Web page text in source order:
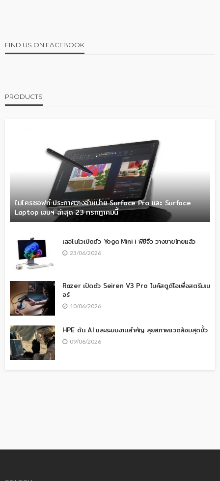
FIND US ON FACEBOOK
PRODUCTS
ไมโครซอฟท์ ประกาศวางจำหน่าย Surface Pro และ Surface
Laptop เจนฯ ล่าสุด 23 กรกฎาคมนี้
เลอโนโวเปิดตัว Yoga Mini i พีซีจิ๋ว วางขายไทยแล้ว
23/06/2026
Razer เปิดตัว Seiren V3 Pro ไมค์สตูดิโอเพื่อสตรีมเม
อร์
10/06/2026
HPE ดัน AI และระบบงานสำคัญ ลุยสภาพแวดล้อมสุดขั้ว
09/06/2026